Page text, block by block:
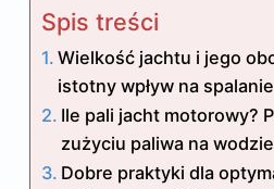
Spis treści
Wielkość jachtu i jego
istotny wpływ na
Ile pali jacht motorowy?
zużyciu paliwa na wodzie
Dobre praktyki dla